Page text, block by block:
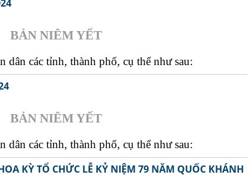
BẢN NIÊM YẾT
dân các tỉnh, thành phố, cụ thể như sau:
BẢN NIÊM YẾT
dân các tỉnh, thành phố, cụ thể như sau:
KỲ TỔ CHỨC LỄ KỶ NIỆM 79 NĂM QUỐC KHÁNH